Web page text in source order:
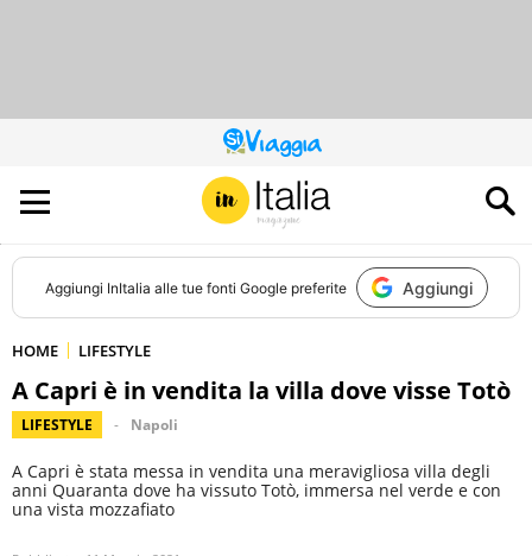
QUESTO
SITO
CONTRIBUISCE
ALL’AUDIENCE
DI
Aggiungi InItalia alle tue fonti Google preferite Aggiungi
HOME LIFESTYLE
A Capri è in vendita la villa dove visse Totò
LIFESTYLE Napoli
A Capri è stata messa in vendita una meravigliosa villa degli
anni Quaranta dove ha vissuto Totò, immersa nel verde e con
una vista mozzafiato